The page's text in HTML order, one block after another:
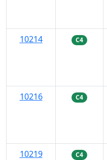
10214
C4
10216
C4
10219
C4